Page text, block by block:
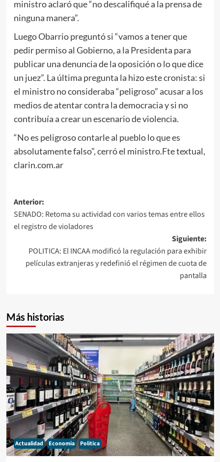
ministro aclaró que “no descalifiqué a la prensa de
ninguna manera”.
Luego Obarrio preguntó si “vamos a tener que
pedir permiso al Gobierno, a la Presidenta para
publicar una denuncia de la oposición o lo que dice
un juez”. La última pregunta la hizo este cronista: si
el ministro no consideraba “peligroso” acusar a los
medios de atentar contra la democracia y si no
contribuía a crear un escenario de violencia.
“No es peligroso contarle al pueblo lo que es
absolutamente falso”, cerró el ministro.Fte textual,
clarin.com.ar
Navegación
de
entradas
Anterior:
SENADO: Retoma su actividad con varios temas entre ellos
el registro de violadores
Siguiente:
POLITICA: El INCAA modificó la regulación para exhibir
películas extranjeras y redefinió el régimen de cuota de
pantalla
Más historias
Actualidad Economia Politica